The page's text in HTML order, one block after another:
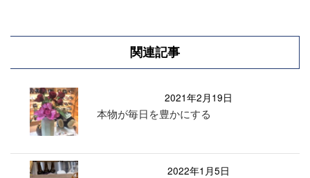
関連記事
2021年2月19日
本物が毎日を豊かにする
2022年1月5日